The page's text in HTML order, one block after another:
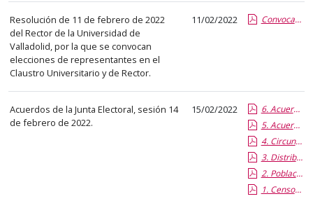
fecha
de
publicación,
en
la
última
columna
Resolución de 11 de febrero de 2022
del Rector de la Universidad de
Valladolid, por la que se convocan
elecciones de representantes en el
Claustro Universitario y de Rector.
11/02/2022 Convocatoria Elecciones
Acuerdos de la Junta Electoral, sesión 14
de febrero de 2022.
15/02/2022
6. Acuerdo sobre medios informáticos
5. Acuerdo sobre subvenciones y recursos
4. Circunscripciones provisionales
3. Distribución provisional de claustrales
2. Población provisional electores
1. Censos provisionales